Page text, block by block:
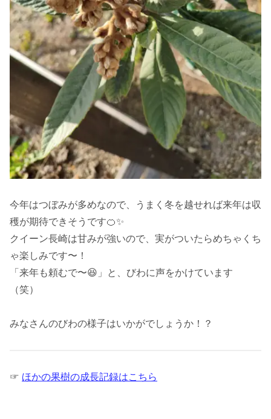
今年はつぼみが多めなので、うまく冬を越せれば来年は収
穫が期待できそうです🍊✨
クイーン長崎は甘みが強いので、実がついたらめちゃくち
ゃ楽しみです〜！
「来年も頼むで〜😆」と、びわに声をかけています
（笑）
みなさんのびわの様子はいかがでしょうか！？
☞ ほかの果樹の成長記録はこちら